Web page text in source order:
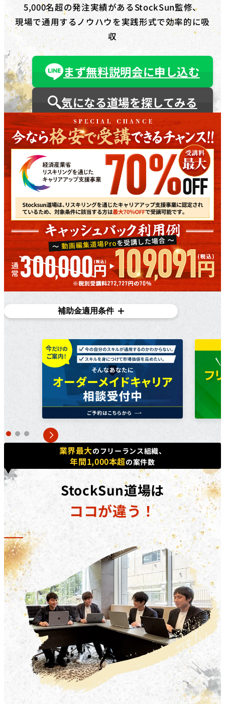
5,000名超の発注実績があるStockSun監修、
現場で通用するノウハウを実践形式で効率的に吸
収
まず無料説明会に申し込む
気になる道場を探してみる
補助金適用条件
対象条件
在職者であり、​雇用主の​変更を​伴う​転職を​目指している
方で​あれば、​正社員、​契約・派遣社員、​パートや​アルバ
イトの​方など、​幅広く​ご利用いただけます。詳しくは無
料個別相談にてご相談ください。
対象コース
キャッシュバックを​受けられる​コースは​「動画編集道場
Pro」​「広告運用道場」​「TechElite」​「LINE道場」
「動画デザイン道場」「YouTubeディレクター道場」
「LPO道場」「SNSデザイン道場」​です。
補助金の詳細
対象コースを​受講修了した​際に、​受講料(税抜)の​50%相
当額を​給付いたします。​さらに、​ 弊社紹介経由の転職
後、1年間継続就業で追加の受講料(税抜)20%相当額を
給付いたします。
※リスキリング補助金の予算に達し次第終了となりま
す。
業界最大のフリーランス組織、
年間1,000本超の案件数
StockSun道場は
ココが違う！